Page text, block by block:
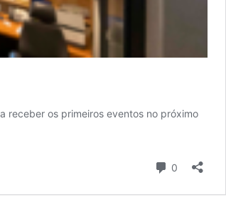
receber os primeiros eventos no próximo
0